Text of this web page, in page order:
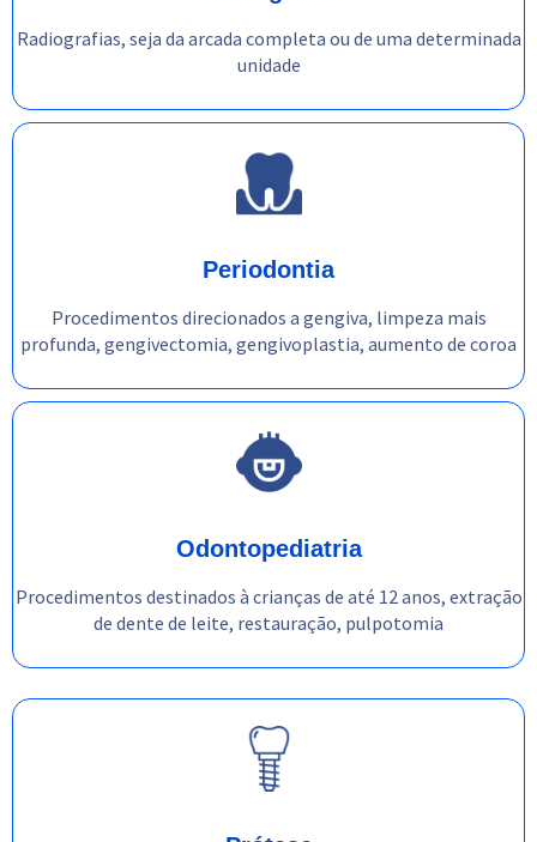
Radiografias, seja da arcada completa ou de uma determinada
unidade
Periodontia
Procedimentos direcionados a gengiva, limpeza mais
profunda, gengivectomia, gengivoplastia, aumento de coroa
Odontopediatria
Procedimentos destinados à crianças de até 12 anos, extração
de dente de leite, restauração, pulpotomia